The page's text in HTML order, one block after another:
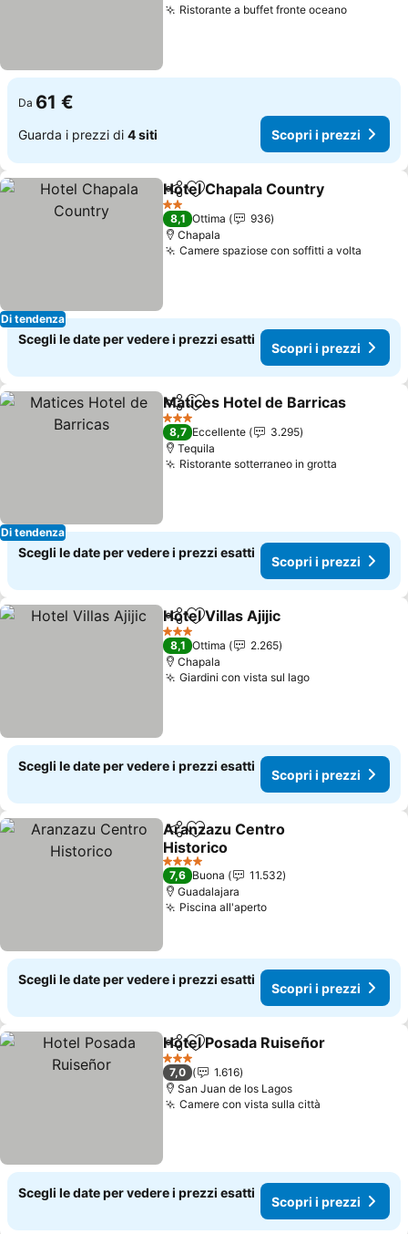
Ristorante a buffet fronte oceano
Da 61 €
Guarda i prezzi di 4 siti Scopri i prezzi
Di tendenza
CondividiAggiungi ai preferiti
Hotel Chapala Country
2 Stelle
8,1 Ottima
936
Chapala
Camere spaziose con soffitti a volta
Scegli le date per vedere i prezzi esatti
Scopri i prezzi
Di tendenza
CondividiAggiungi ai preferiti
Matices Hotel de Barricas
3 Stelle
8,7 Eccellente
3.295
Tequila
Ristorante sotterraneo in grotta
Scegli le date per vedere i prezzi esatti
Scopri i prezzi
CondividiAggiungi ai preferiti
Hotel Villas Ajijic
3 Stelle
8,1 Ottima
2.265
Chapala
Giardini con vista sul lago
Scegli le date per vedere i prezzi esatti
Scopri i prezzi
CondividiAggiungi ai preferiti
Aranzazu Centro
Historico
4 Stelle
7,6 Buona
11.532
Guadalajara
Piscina all'aperto
Scegli le date per vedere i prezzi esatti
Scopri i prezzi
CondividiAggiungi ai preferiti
Hotel Posada Ruiseñor
3 Stelle
7,0
1.616
San Juan de los Lagos
Camere con vista sulla città
Scegli le date per vedere i prezzi esatti
Scopri i prezzi